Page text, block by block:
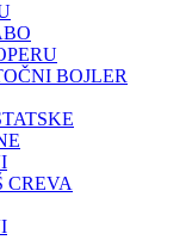
BOJLER
CREVA